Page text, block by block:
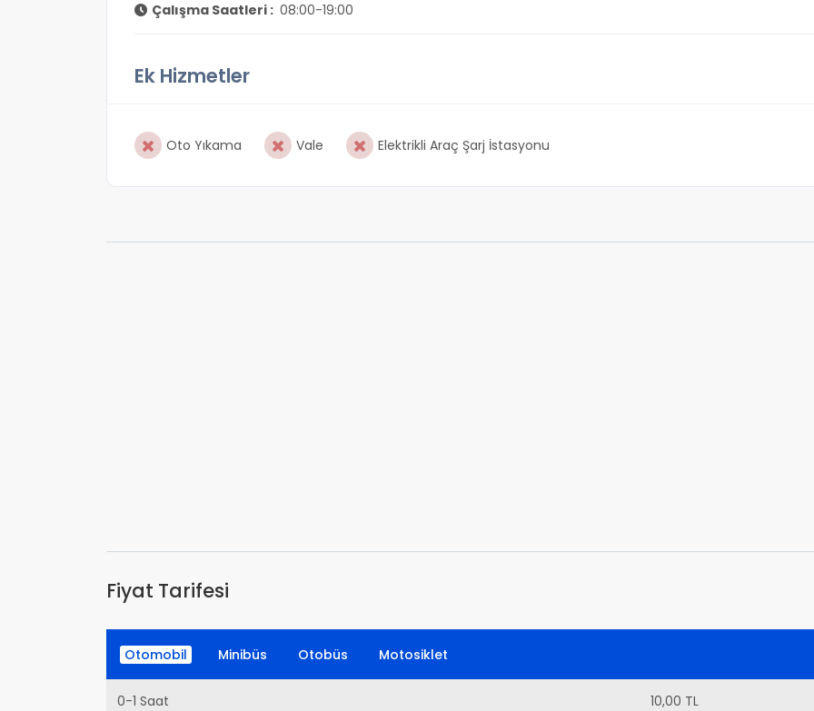
Çalışma Saatleri : 08:00-19:00
Ek Hizmetler
Oto Yıkama Vale Elektrikli Araç Şarj İstasyonu
Fiyat Tarifesi
Otomobil Minibüs Otobüs Motosiklet
0-1 Saat 10,00 TL